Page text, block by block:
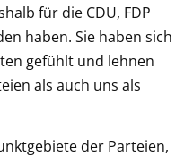
für die CDU, FDP
haben. Sie haben sich
gefühlt und lehnen
als auch uns als
der Parteien,